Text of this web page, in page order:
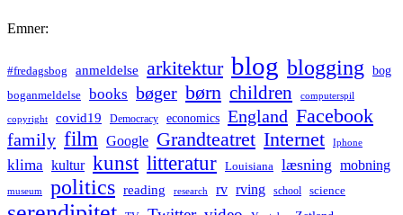
Emner:
#fredagsbog anmeldelse arkitektur blog blogging bog
boganmeldelse books bøger børn children computerspil
copyright covid19 Democracy economics England Facebook
family film Google Grandteatret Internet Iphone
klima kultur kunst litteratur Louisiana læsning mobning
museum politics reading research rv rving school science